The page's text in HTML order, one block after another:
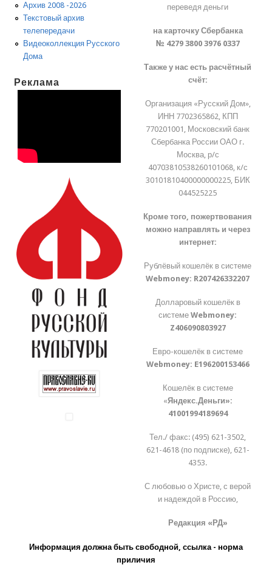
Архив 2008 -2026
Текстовый архив
телепередачи
Видеоколлекция Русского
Дома
Реклама
переведя деньги
на карточку Сбербанка
№ 4279 3800 3976 0337
Также у нас есть расчётный
счёт:
Организация «Русский Дом»,
ИНН 7702365862, КПП
770201001, Московский банк
Сбербанка России ОАО г.
Москва, р/с
40703810538260101068, к/с
30101810400000000225, БИК
044525225
Кроме того, пожертвования
можно направлять и через
интернет:
Рублёвый кошелёк в системе
Webmoney: R207426332207
Долларовый кошелёк в
системеWebmoney:
Z406090803927
Евро-кошелёк в системе
Webmoney: E196200153466
Кошелёк в системе
«Яндекс.Деньги»:
41001994189694
Тел./ факс: (495) 621-3502,
621-4618 (по подписке), 621-
4353.
С любовью о Христе, с верой
и надеждой в Россию,
Редакция «РД»
Информация должна быть свободной, ссылка - норма
приличия